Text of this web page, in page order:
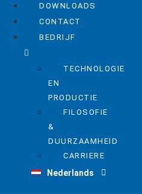
DOWNLOADS
CONTACT
BEDRIJF
TECHNOLOGIE
EN
PRODUCTIE
FILOSOFIE
&
DUURZAAMHEID
CARRIERE
Nederlands
Deutsch
English